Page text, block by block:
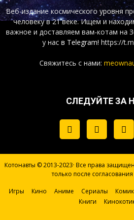
Веб-издание космического уровня
человеку в 21 веке. Ищем и
важное и доставляем вам-котам на
у нас в Telegram! https://
Свяжитесь с нами:
СЛЕДУЙТЕ ЗА
Котонавты © 2013-2023· Все права
только после
Игры Кино Аниме Сериалы
Книги